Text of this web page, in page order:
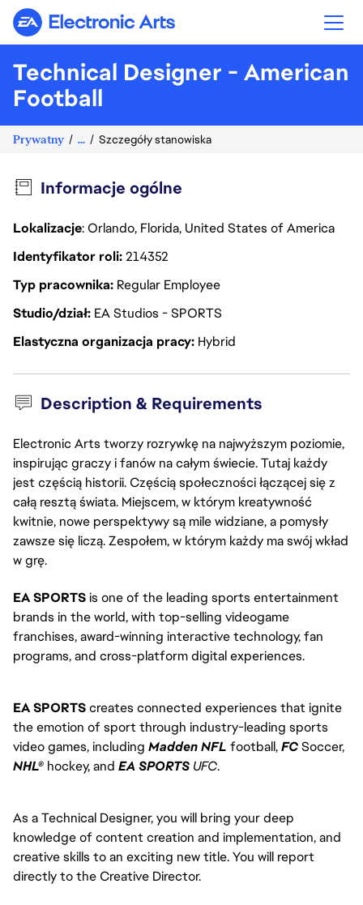
Electronic Arts
Technical Designer - American
Football
Prywatny ... Szczegóły stanowiska
Informacje ogólne
Lokalizacje: Orlando, Florida, United States of America
Identyfikator roli214352
Typ pracownika Regular Employee
Studio/dział EA Studios - SPORTS
Elastyczna organizacja pracy Hybrid
Description & Requirements
Electronic Arts tworzy rozrywkę na najwyższym poziomie,
inspirując graczy i fanów na całym świecie. Tutaj każdy
jest częścią historii. Częścią społeczności łączącej się z
całą resztą świata. Miejscem, w którym kreatywność
kwitnie, nowe perspektywy są mile widziane, a pomysły
zawsze się liczą. Zespołem, w którym każdy ma swój wkład
w grę.
EA SPORTSis one of the leading sports entertainment
brands in the world, with top-selling videogame
franchises, award-winning interactive technology, fan
programs, and cross-platform digital experiences.
EA SPORTScreates connected experiences that ignite
the emotion of sport through industry-leading sports
video games, including Madden NFL football,FCSoccer,
NHL® hockey, and EA SPORTS UFC.
As a Technical Designer, you will bring your deep
knowledge of content creation and implementation, and
creative skills to an exciting new title. You will report
directly to the Creative Director.